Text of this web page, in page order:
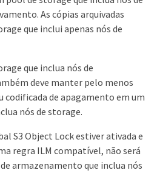
As cópias arquivadas
que inclui apenas nós de
que inclua nós de
deve manter pelo menos
codificada de apagamento em um
nós de storage.
S3 Object Lock estiver ativada e
regra ILM compatível, não será
armazenamento que inclua nós